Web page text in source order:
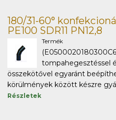
180/31-60°
PE100 SDR11 PN12,8
Termék
tompahegesztéssel
összekötővel egyaránt
körülmények között készre
Részletek